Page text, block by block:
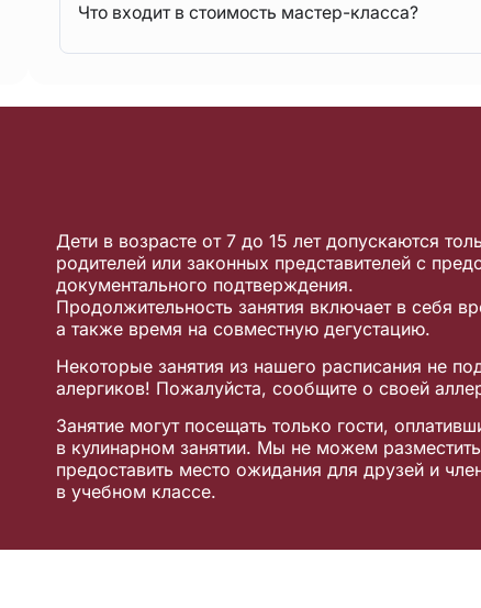
Что входит в стоимость мастер-класса?
Дети в возрасте от 7 до 15 лет допускаются
родителей или законных представителей с
документального подтверждения.
Продолжительность занятия включает в себя
а также время на совместную дегустацию.
Некоторые занятия из нашего расписания не
алергиков! Пожалуйста, сообщите о своей
Занятие могут посещать только гости,
в кулинарном занятии. Мы не можем
предоставить место ожидания для друзей и
в учебном классе.